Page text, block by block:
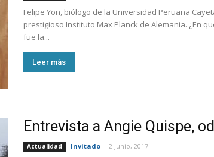
Felipe Yon, biólogo de la Universidad Peruana
prestigioso Instituto Max Planck de Alemania. ¿En
fue la...
Leer más
Entrevista a Angie Quispe,
Actualidad Invitado - 2 Junio, 2017